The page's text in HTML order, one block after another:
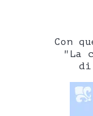
Con
"La
di